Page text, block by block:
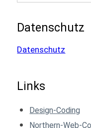
Datenschutz
Datenschutz
Links
Design-Coding
Northern-Web-